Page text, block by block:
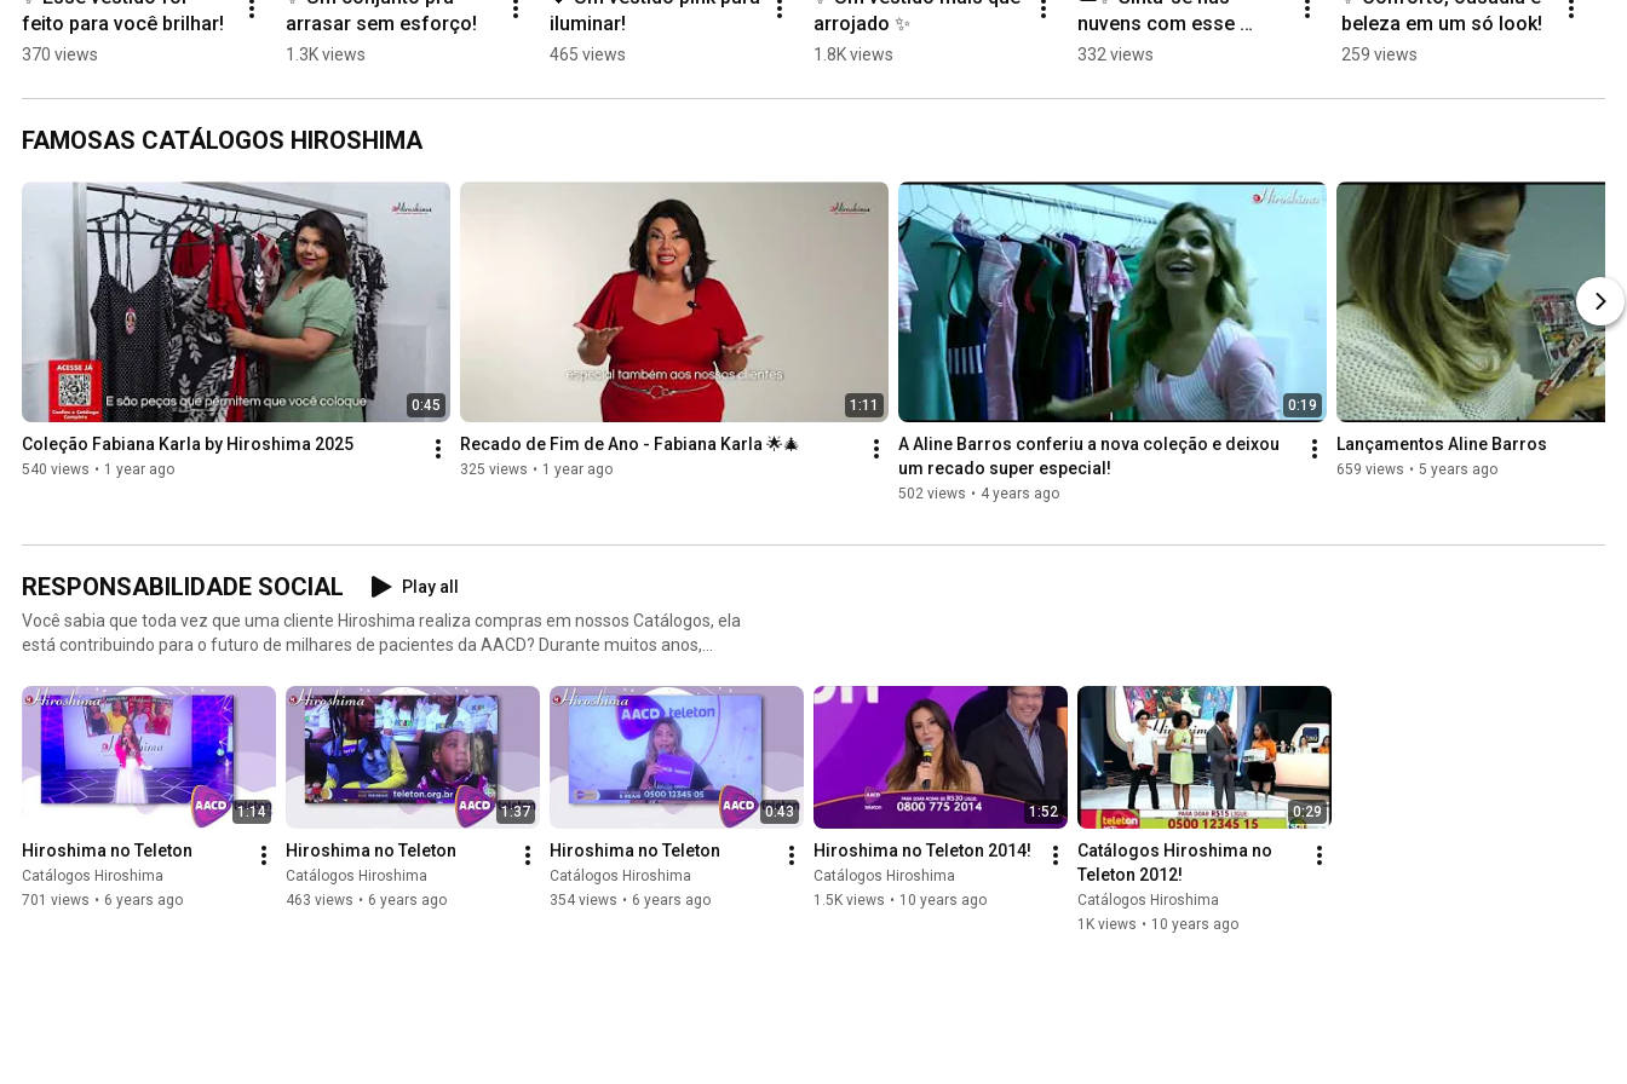
feito para você brilhar!
370 views
arrasar sem esforço!
1.3K views
iluminar!
465 views
arrojado ✨
1.8K views
nuvens com esse
vestido belíssimo!
332 views
beleza em um só look!
259 views
FAMOSAS CATÁLOGOS HIROSHIMA
0:45
Coleção Fabiana Karla by Hiroshima 2025
540 views • 1 year ago
1:11
Recado de Fim de Ano - Fabiana Karla 🌟🎄
325 views • 1 year ago
0:19
A Aline Barros conferiu a nova coleção e deixou
um recado super especial!
502 views • 4 years ago
Lançamentos Aline Barros
659 views • 5 years ago
RESPONSABILIDADE SOCIAL
Play all
Você sabia que toda vez que uma cliente Hiroshima realiza compras em nossos Catálogos, ela
está contribuindo para o futuro de milhares de pacientes da AACD? Durante muitos anos,
entre Hiroshima e AACD, mais uma vez estivemos presentes no Teleton, que este ano foi
transmitido nos dias 25 e 26 de outubro no SBT. Se você ainda não assistiu, confira aqui:
1:14
Hiroshima no Teleton
Catálogos Hiroshima
701 views • 6 years ago
1:37
Hiroshima no Teleton
Catálogos Hiroshima
463 views • 6 years ago
0:43
Hiroshima no Teleton
Catálogos Hiroshima
354 views • 6 years ago
1:52
Hiroshima no Teleton 2014!
Catálogos Hiroshima
1.5K views • 10 years ago
0:29
Catálogos Hiroshima no
Teleton 2012!
Catálogos Hiroshima
1K views • 10 years ago